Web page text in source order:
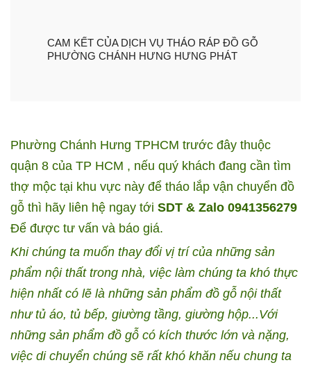
CAM KẾT CỦA DỊCH VỤ THÁO RÁP ĐỒ GỖ
PHƯỜNG CHÁNH HƯNG HƯNG PHÁT
Phường Chánh Hưng TPHCM trước đây thuộc
quận 8 của TP HCM , nếu quý khách đang cần tìm
thợ mộc tại khu vực này để tháo lắp vận chuyển đồ
gỗ thì hãy liên hệ ngay tới SDT & Zalo 0941356279
Để được tư vấn và báo giá.
Khi chúng ta muốn thay đổi vị trí của những sản
phẩm nội thất trong nhà, việc làm chúng ta khó thực
hiện nhất có lẽ là những sản phẩm đồ gỗ nội thất
như tủ áo, tủ bếp, giường tầng, giường hộp...Với
những sản phẩm đồ gỗ có kích thước lớn và nặng,
việc di chuyển chúng sẽ rất khó khăn nếu chung ta